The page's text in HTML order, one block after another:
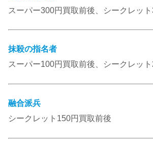
スーパー300円買取前後、シークレッ
抹殺の指名者
スーパー100円買取前後、シークレッ
融合派兵
シークレット150円買取前後